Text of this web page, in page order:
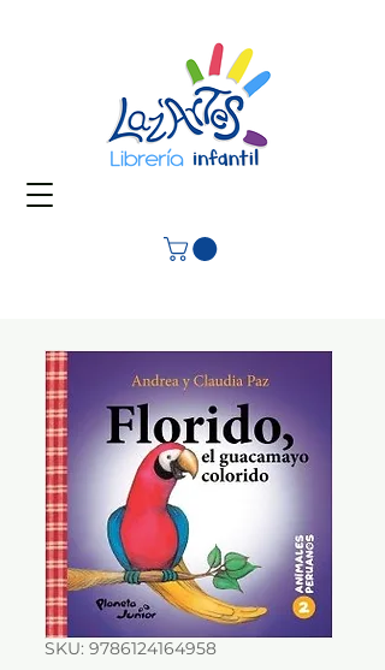
SKU: 9786124164958